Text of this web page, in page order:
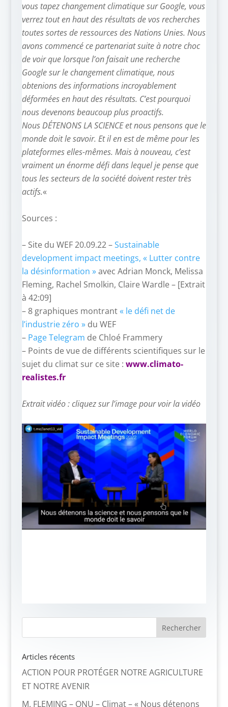
vous tapez changement climatique sur Google, vous
verrez tout en haut des résultats de vos recherches
toutes sortes de ressources des Nations Unies. Nous
avons commencé ce partenariat suite à notre choc
de voir que lorsque l’on faisait une recherche
Google sur le changement climatique, nous
obtenions des informations incroyablement
déformées en haut des résultats. C’est pourquoi
nous devenons beaucoup plus proactifs.
Nous DÉTENONS LA SCIENCE et nous pensons que le
monde doit le savoir. Et il en est de même pour les
plateformes elles-mêmes. Mais à nouveau, c’est
vraiment un énorme défi dans lequel je pense que
tous les secteurs de la société doivent rester très
actifs.«
Sources :
– Site du WEF 20.09.22 –Sustainable
development impact meetings, « Lutter contre
la désinformation »avec Adrian Monck, Melissa
Fleming, Rachel Smolkin, Claire Wardle – [Extrait
à 42:09]
– 8 graphiques montrant« le défi net de
l’industrie zéro »du WEF
– Page Telegram de Chloé Frammery
– Points de vue de différents scientifiques sur le
sujet du climat sur ce site : www.climato-
realistes.fr
Extrait vidéo : cliquez sur l’image pour voir la vidéo
Articles récents
ACTION POUR PROTÉGER NOTRE AGRICULTURE
ET NOTRE AVENIR
M. FLEMING – ONU – Climat – « Nous détenons